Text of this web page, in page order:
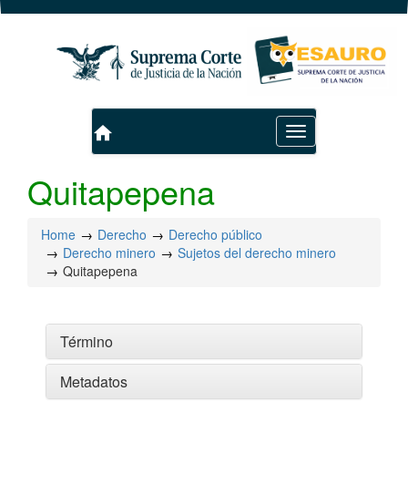
Toggle
navigation
home
Quitapepena
Home Derecho
Derecho público
Derecho minero
Sujetos del derecho minero
Quitapepena
Término
Metadatos